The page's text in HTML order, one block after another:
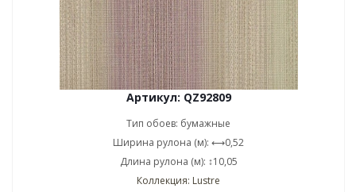
Артикул: QZ92809
Тип обоев: бумажные
Ширина рулона (м): ⟷0,52
Длина рулона (м): ↕10,05
Коллекция: Lustre